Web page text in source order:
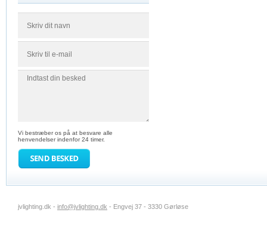
Vi bestræber os på at besvare alle
henvendelser indenfor 24 timer.
jvlighting.dk - info@jvlighting.dk - Engvej 37 - 3330 Gørløse